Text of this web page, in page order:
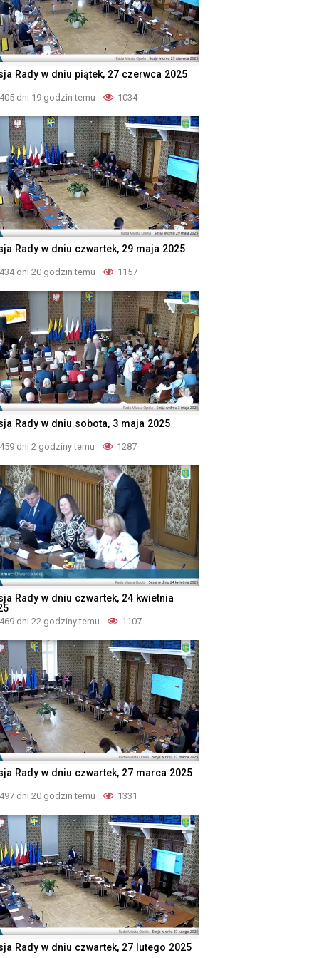
Rady w dniu piątek, 27 czerwca 2025
405 dni 19 godzin temu 1034
Rady w dniu czwartek, 29 maja 2025
434 dni 20 godzin temu 1157
Rady w dniu sobota, 3 maja 2025
459 dni 2 godziny temu 1287
Rady w dniu czwartek, 24 kwietnia
469 dni 22 godziny temu 1107
Rady w dniu czwartek, 27 marca 2025
497 dni 20 godzin temu 1331
Rady w dniu czwartek, 27 lutego 2025